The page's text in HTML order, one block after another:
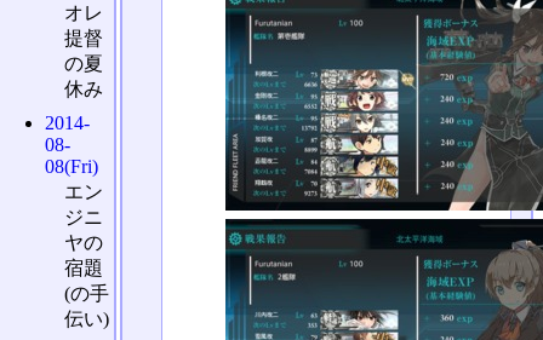
オレ
提督
の夏
休み
2014-
08-
08(Fri)
エン
ジニ
ヤの
宿題
(の手
伝い)